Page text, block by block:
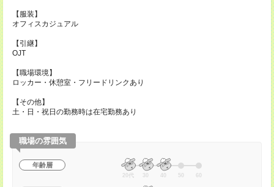
【服装】
オフィスカジュアル
【引継】
OJT
【職場環境】
ロッカー・休憩室・フリードリンクあり
【その他】
土・日・祝日の勤務時は在宅勤務あり
職場の雰囲気
年齢層
20代 30 40 50 60